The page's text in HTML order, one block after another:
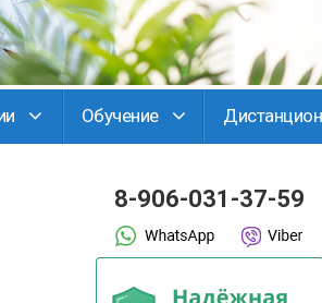
Обучение
8-906-031-37-59